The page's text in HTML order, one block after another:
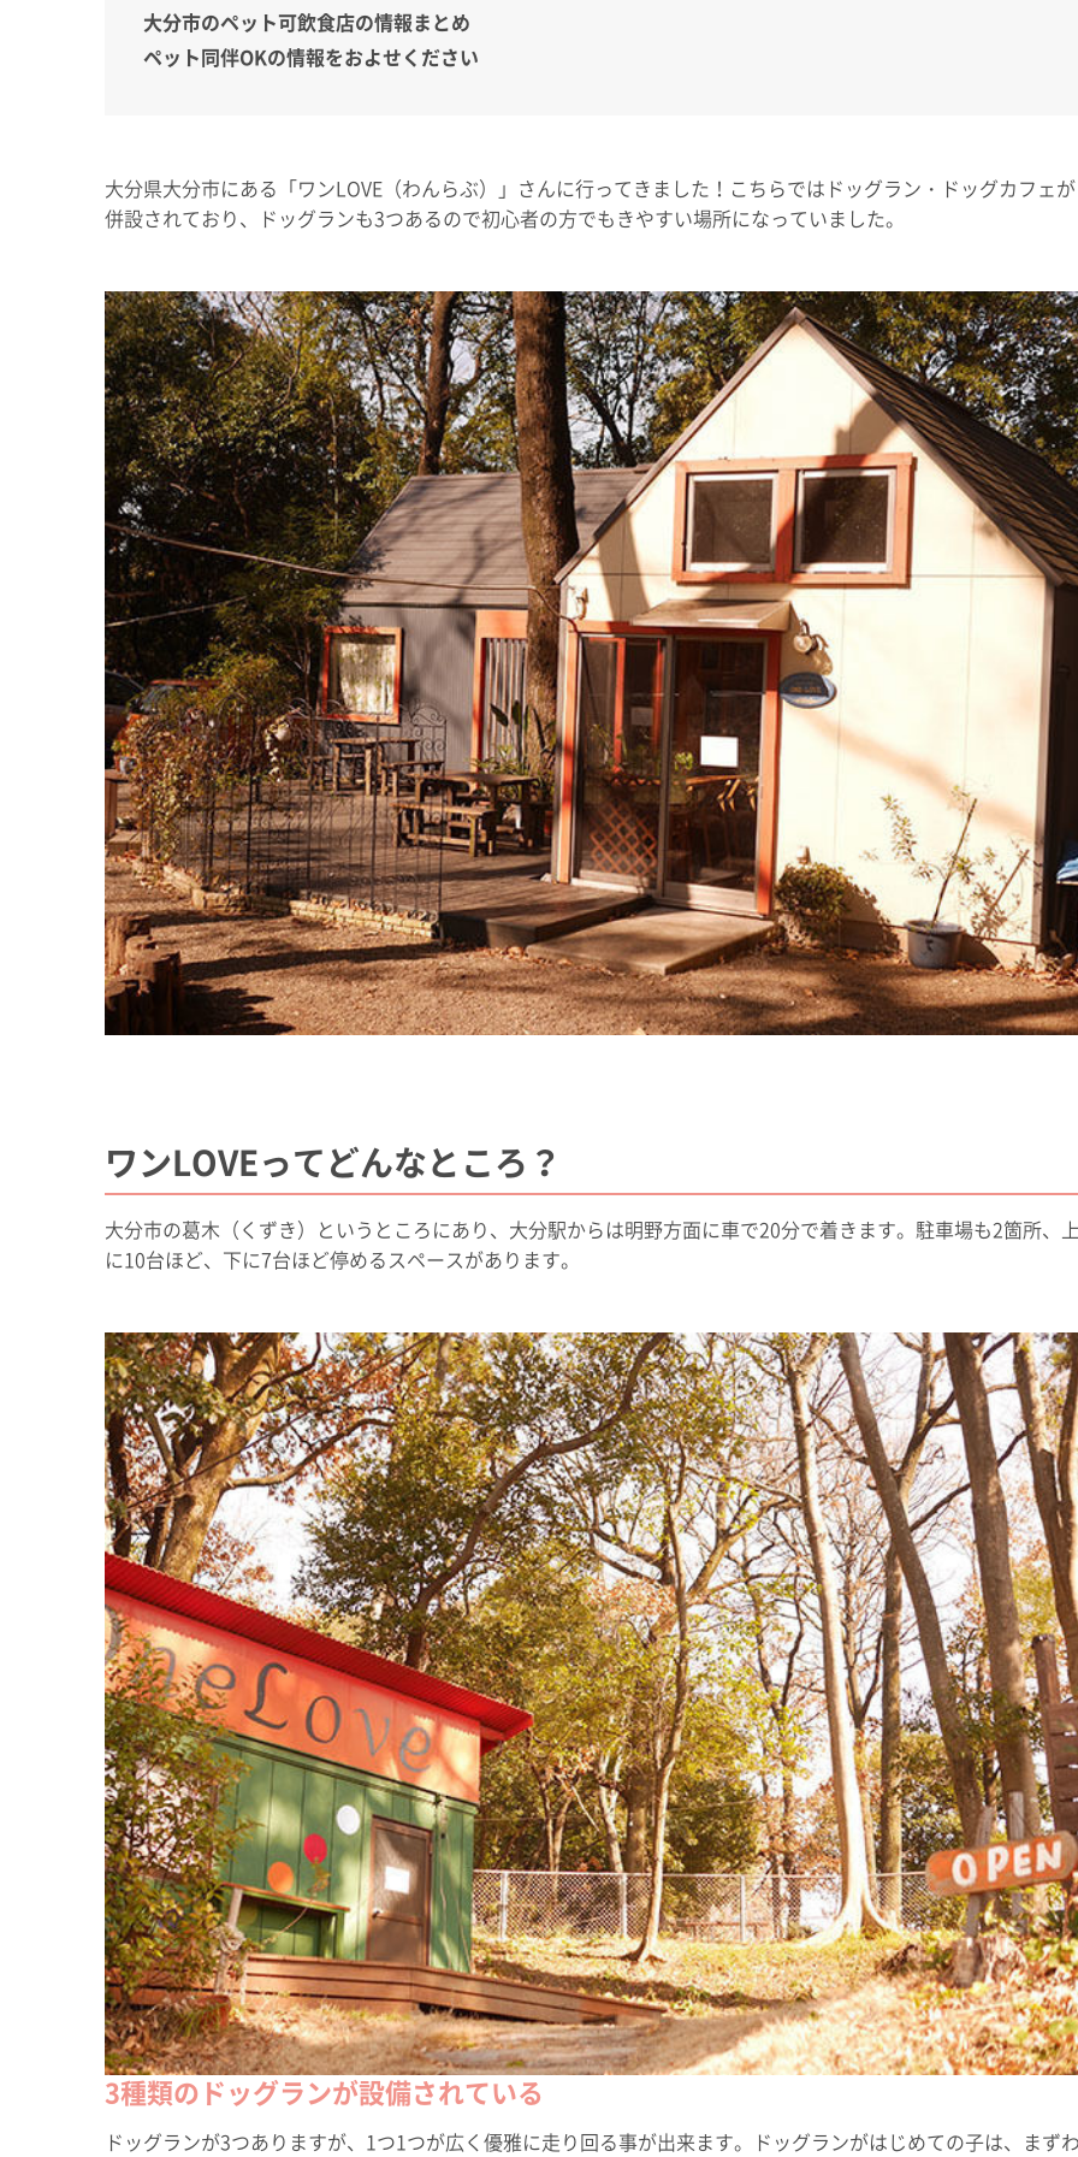
大分市のペット可飲食店の情報まとめ
ペット同伴OKの情報をおよせください
大分県大分市にある「ワンLOVE（わんらぶ）」さんに行ってきました！こちらではドッグラン・ドッグカフェが
併設されており、ドッグランも3つあるので初心者の方でもきやすい場所になっていました。
ワンLOVEってどんなところ？
大分市の葛木（くずき）というところにあり、大分駅からは明野方面に車で20分で着きます。駐車場も2箇所、
に10台ほど、下に7台ほど停めるスペースがあります。
3種類のドッグランが設備されている
ドッグランが3つありますが、1つ1つが広く優雅に走り回る事が出来ます。ドッグランがはじめての子は、まず